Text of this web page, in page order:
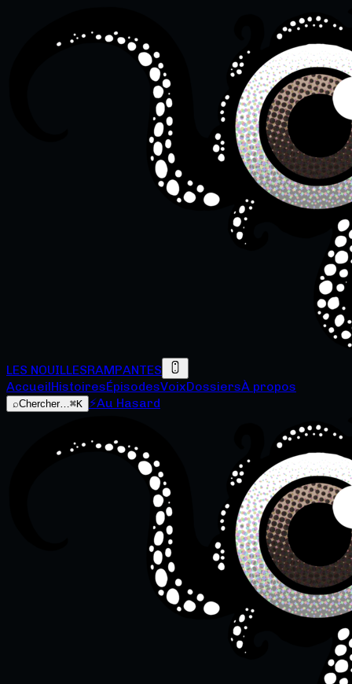
LES NOUILLESRAMPANTES
AccueilHistoiresÉpisodesVoixDossiersÀ propos
⌕Chercher…⌘K ⚡Au Hasard